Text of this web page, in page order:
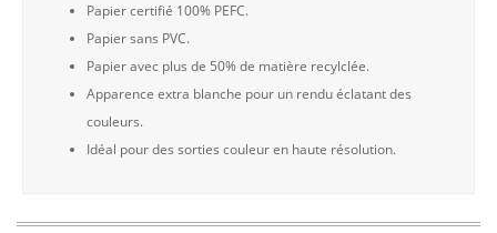
Papier certifié 100% PEFC.
Papier sans PVC.
Papier avec plus de 50% de matière recylclée.
Apparence extra blanche pour un rendu éclatant des
couleurs.
Idéal pour des sorties couleur en haute résolution.